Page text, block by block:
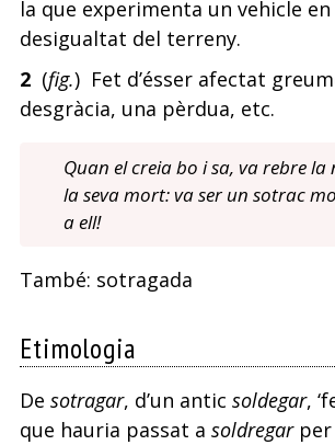
la que experimenta un vehicle
desigualtat del terreny.
2(fig.) Fet d’ésser afectat
desgràcia, una pèrdua, etc.
Quan el creia bo i sa, va rebre la
la seva mort: va ser un sotrac
a ell!
També: sotragada
Etimologia
De sotragar, d’un antic soldegar,
que hauria passat a soldregarper